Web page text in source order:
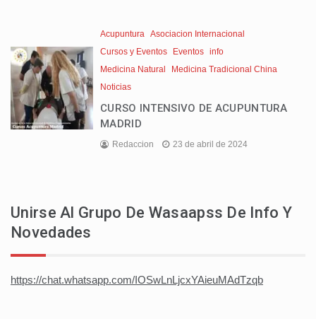
Acupuntura Asociacion Internacional
Cursos y Eventos
Eventos info
Medicina Natural
Medicina Tradicional China
Noticias
CURSO INTENSIVO DE ACUPUNTURA
MADRID
Redaccion 23 de abril de 2024
Unirse Al Grupo De Wasaapss De Info Y
Novedades
https://chat.whatsapp.com/IOSwLnLjcxYAieuMAdTzqb